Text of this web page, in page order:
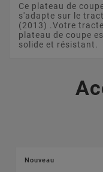
Ce plateau de
s'adapte sur le
(2013) .Votre
plateau de coupe
solide et résistant.
Nouveau